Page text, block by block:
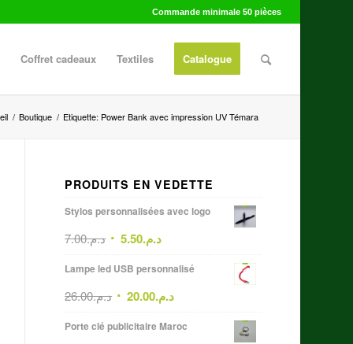
Commande minimale 50 pièces
Coffret cadeaux Textiles Catalogue
/ Boutique / Etiquette: Power Bank avec impression UV Témara
PRODUITS EN VEDETTE
Stylos personnalisées avec logo
د.م.7.00 د.م.5.50
Lampe led USB personnalisé
د.م.26.00 د.م.20.00
Porte clé publicitaire Maroc